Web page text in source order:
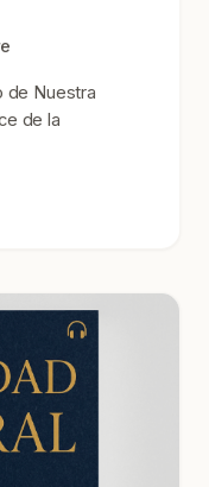
de Nuestra
de la